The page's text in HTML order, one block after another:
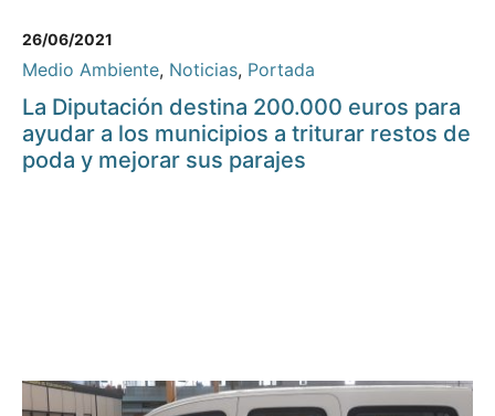
26/06/2021
Medio Ambiente, Noticias, Portada
La Diputación destina 200.000 euros para
ayudar a los municipios a triturar restos de
poda y mejorar sus parajes